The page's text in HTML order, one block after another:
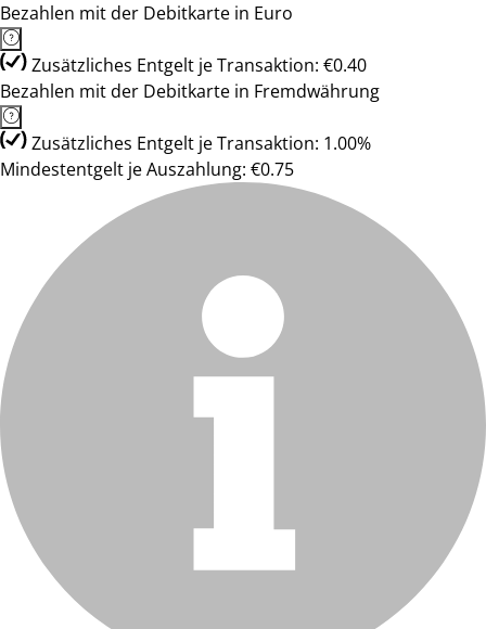
Bezahlen mit der Debitkarte in Euro
Zusätzliches Entgelt je Transaktion: €0.40
Bezahlen mit der Debitkarte in Fremdwährung
Zusätzliches Entgelt je Transaktion: 1.00%
Mindestentgelt je Auszahlung: €0.75